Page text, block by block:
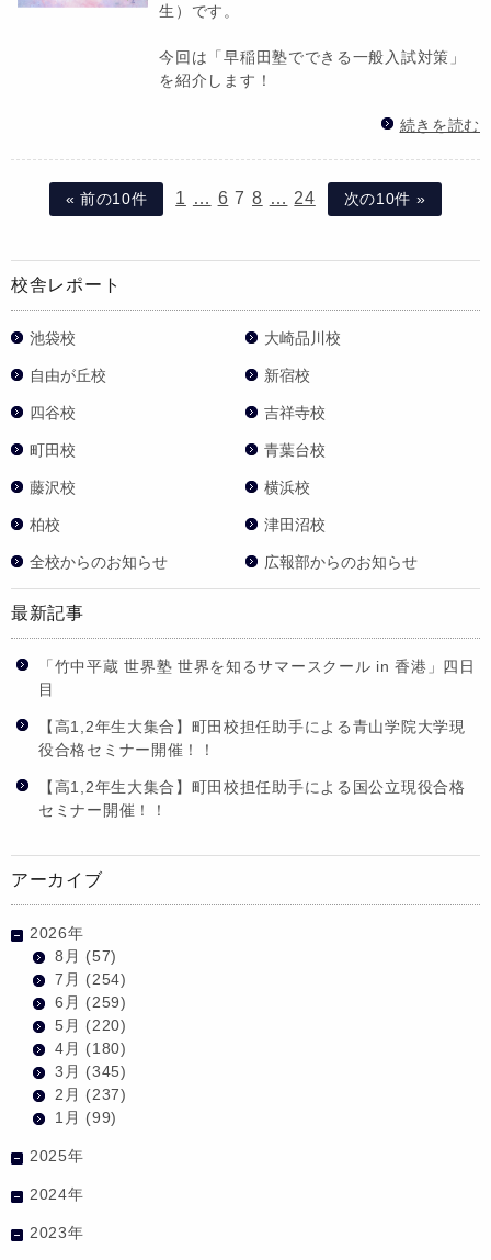
生）です。
今回は「早稲田塾でできる一般入試対策」
を紹介します！
続きを読む
« 前の10件 1 … 6 7 8 … 24 次の10件 »
校舎レポート
池袋校 大崎品川校
自由が丘校 新宿校
四谷校 吉祥寺校
町田校 青葉台校
藤沢校 横浜校
柏校 津田沼校
全校からのお知らせ 広報部からのお知らせ
最新記事
「竹中平蔵 世界塾 世界を知るサマースクール in 香港」四日
目
【高1,2年生大集合】町田校担任助手による青山学院大学現
役合格セミナー開催！！
【高1,2年生大集合】町田校担任助手による国公立現役合格
セミナー開催！！
アーカイブ
2026年
8月 (57)
7月 (254)
6月 (259)
5月 (220)
4月 (180)
3月 (345)
2月 (237)
1月 (99)
2025年
2024年
2023年